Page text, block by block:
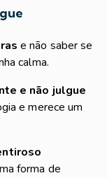
e não saber se
calma.
e não julgue
e merece um
forma de